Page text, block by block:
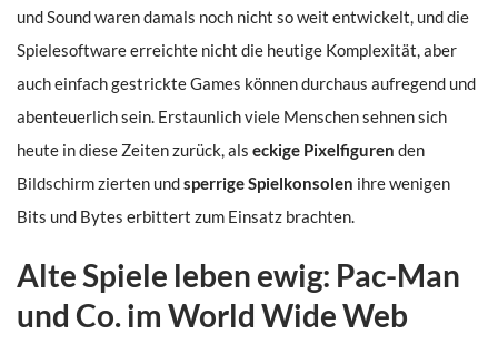
und Sound waren damals noch nicht so weit entwickelt, und die
Spielesoftware erreichte nicht die heutige Komplexität, aber
auch einfach gestrickte Games können durchaus aufregend und
abenteuerlich sein. Erstaunlich viele Menschen sehnen sich
heute in diese Zeiten zurück, als eckige Pixelfiguren den
Bildschirm zierten undsperrige Spielkonsolen ihre wenigen
Bits und Bytes erbittert zum Einsatz brachten.
Alte Spiele leben ewig: Pac-Man
und Co. im World Wide Web